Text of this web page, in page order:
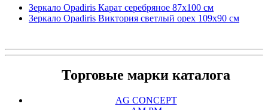
Зеркало Opadiris Карат серебряное 87х100 см
Зеркало Opadiris Виктория светлый орех 109х90 см
Торговые марки каталога
AG CONCEPT